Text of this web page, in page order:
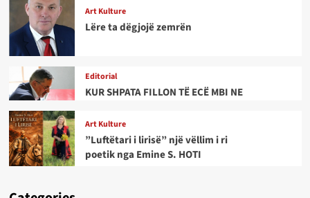
Art Kulture
Lëre ta dëgjojë zemrën
Editorial
KUR SHPATA FILLON TË ECË MBI NE
Art Kulture
”Luftëtari i lirisë” një vëllim i ri
poetik nga Emine S. HOTI